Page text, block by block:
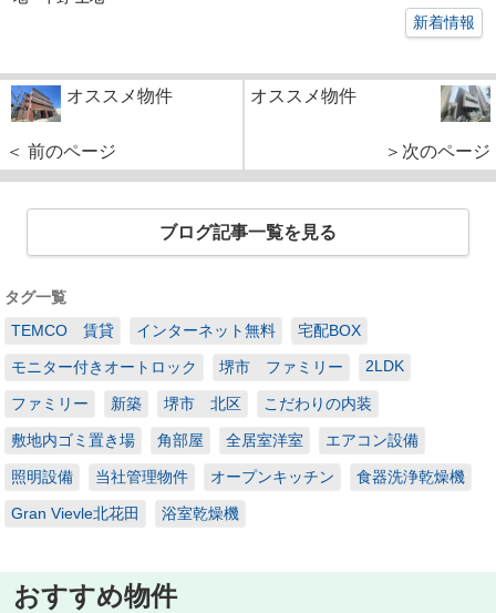
新着情報
オススメ物件
＜ 前のページ
オススメ物件
＞次のページ
ブログ記事一覧を見る
タグ一覧
TEMCO 賃貸
インターネット無料 宅配BOX
モニター付きオートロック 堺市 ファミリー 2LDK
ファミリー 新築 堺市 北区 こだわりの内装
敷地内ゴミ置き場 角部屋 全居室洋室 エアコン設備
照明設備 当社管理物件 オープンキッチン 食器洗浄乾燥機
Gran Vievle北花田 浴室乾燥機
おすすめ物件